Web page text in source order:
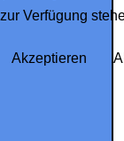
zur Verfügung
Akzeptieren